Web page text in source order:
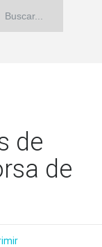
de
de